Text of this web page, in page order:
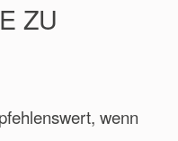
ZU
wenn